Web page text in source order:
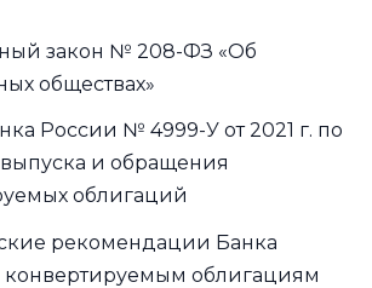
закон № 208-ФЗ «Об
обществах»
России № 4999-У от 2021 г. по
и обращения
облигаций
рекомендации Банка
конвертируемым облигациям